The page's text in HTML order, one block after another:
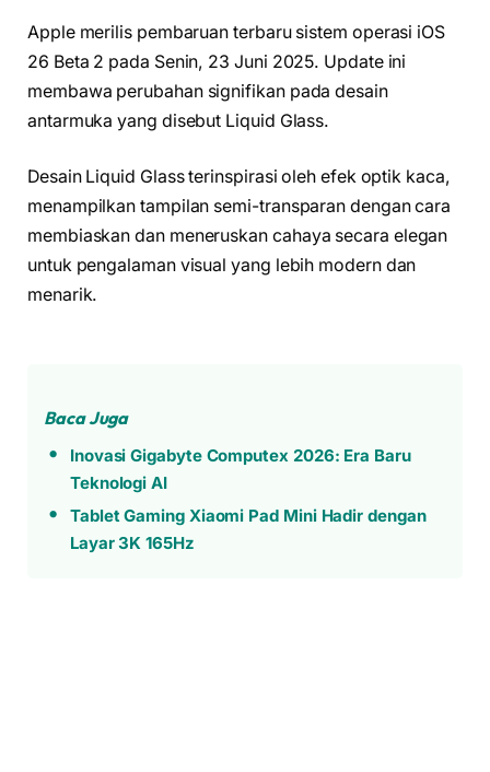
Apple merilis pembaruan terbaru sistem operasi iOS
26 Beta 2 pada Senin, 23 Juni 2025. Update ini
membawa perubahan signifikan pada desain
antarmuka yang disebut Liquid Glass.
Desain Liquid Glass terinspirasi oleh efek optik kaca,
menampilkan tampilan semi-transparan dengan cara
membiaskan dan meneruskan cahaya secara elegan
untuk pengalaman visual yang lebih modern dan
menarik.
Baca Juga
Inovasi Gigabyte Computex 2026: Era Baru
Teknologi AI
Tablet Gaming Xiaomi Pad Mini Hadir dengan
Layar 3K 165Hz